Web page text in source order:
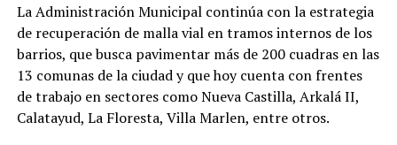
La Administración Municipal continúa con la estrategia
de recuperación de malla vial en tramos internos de los
barrios, que busca pavimentar más de 200 cuadras en las
13 comunas de la ciudad y que hoy cuenta con frentes
de trabajo en sectores como Nueva Castilla, Arkalá II,
Calatayud, La Floresta, Villa Marlen, entre otros.